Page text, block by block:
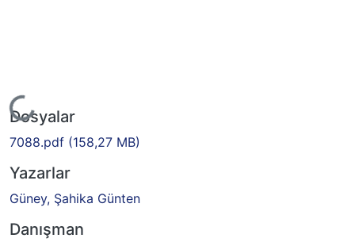
Yükleniyor...
Dosyalar
7088.pdf (158,27 MB)
Yazarlar
Güney, Şahika Günten
Danışman